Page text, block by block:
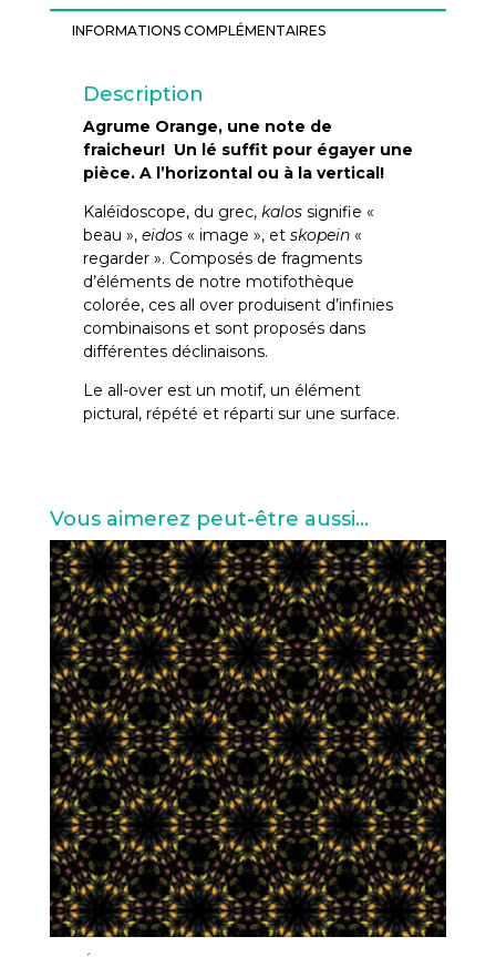
INFORMATIONS COMPLÉMENTAIRES
Description
Agrume Orange, une note de
fraicheur! Un lé suffit pour égayer une
pièce. A l’horizontal ou à la vertical!
Kaléïdoscope, du grec, kalossignifie «
beau », eidos« image », et skopein«
regarder ». Composés de fragments
d’éléments de notre motifothèque
colorée, ces all over produisent d’infinies
combinaisons et sont proposés dans
différentes déclinaisons.
Le all-over est un motif, un élément
pictural, répété et réparti sur une surface.
Vous aimerez peut-être aussi…